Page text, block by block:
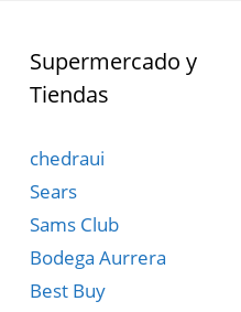
Supermercado y
Tiendas
chedraui
Sears
Sams Club
Bodega Aurrera
Best Buy